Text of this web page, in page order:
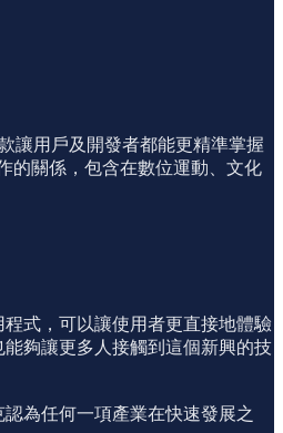
讓用戶及開發者都能更精準掌握
的關係，包含在數位運動、文化
式，可以讓使用者更直接地體驗
夠讓更多人接觸到這個新興的技
為任何一項產業在快速發展之